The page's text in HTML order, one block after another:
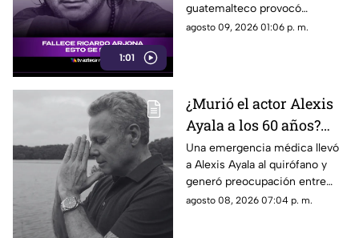
1:01
guatemalteco provocó
confusión en redes sociales y
agosto 09, 2026 01:06 p. m.
¿Murió el actor Alexis
Ayala a los 60 años?
Esto sabemos tras
hospitalización de
URGENCIA
Una emergencia médica llevó
a Alexis Ayala al quirófano y
generó preocupación entre
sus seguidores, en TV Azteca
agosto 08, 2026 07:04 p. m.